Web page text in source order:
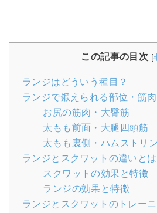
この記事の目次 [
ランジはどういう種目？
ランジで鍛えられる部位・筋
お尻の筋肉・大臀筋
太もも前面・大腿四頭筋
太もも裏側・ハムストリ
ランジとスクワットの違いとは
スクワットの効果と特徴
ランジの効果と特徴
ランジとスクワットのトレー